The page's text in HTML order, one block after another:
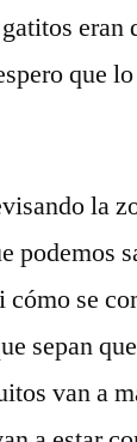
eran
que
la
podemos
cómo se
sepan
van a